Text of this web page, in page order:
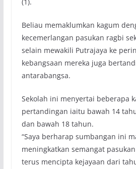
(1).
Beliau memaklumkan kagum
kecemerlangan pasukan ragbi
selain mewakili Putrajaya ke
kebangsaan mereka juga
antarabangsa.
Sekolah ini menyertai beberapa
pertandingan iaitu bawah 14
dan bawah 18 tahun.
“Saya berharap sumbangan ini
meningkatkan semangat
terus mencipta kejayaan dari